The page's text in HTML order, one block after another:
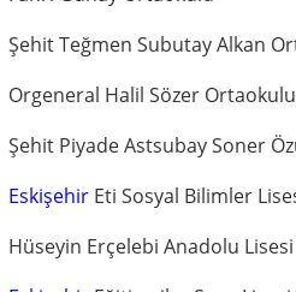
Şehit Teğmen Subutay Alkan
Orgeneral Halil Sözer Ortaokulu
Şehit Piyade Astsubay Soner
Eskişehir Eti Sosyal Bilimler
Hüseyin Erçelebi Anadolu Lisesi